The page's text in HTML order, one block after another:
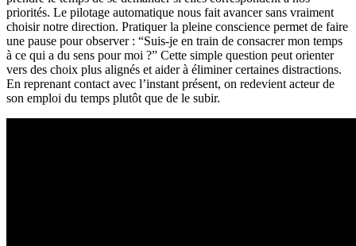
priorités. Le pilotage automatique nous fait avancer sans vraiment
choisir notre direction. Pratiquer la pleine conscience permet de faire
une pause pour observer : “Suis-je en train de consacrer mon temps
à ce qui a du sens pour moi ?” Cette simple question peut orienter
vers des choix plus alignés et aider à éliminer certaines distractions.
En reprenant contact avec l’instant présent, on redevient acteur de
son emploi du temps plutôt que de le subir.